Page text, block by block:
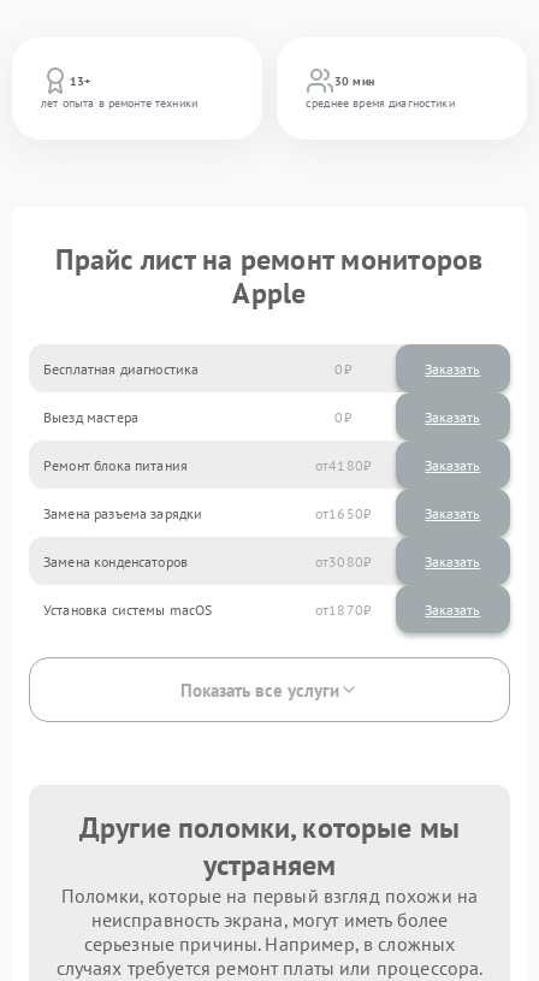
13+
лет опыта в ремонте техники
30 мин
среднее время диагностики
Прайс лист на ремонт мониторов
Apple
Бесплатная диагностика 0 Заказать
Выезд мастера 0 Заказать
Ремонт блока питания 4180
Замена разъема зарядки 1650
Замена конденсаторов 3080
Установка системы macOS 1870
Показать все услуги
Другие поломки, которые мы
устраняем
Поломки, которые на первый взгляд похожи на
неисправность экрана, могут иметь более
серьезные причины. Например, в сложных
случаях требуется ремонт платы или процессора.